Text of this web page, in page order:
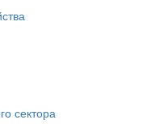
сектора